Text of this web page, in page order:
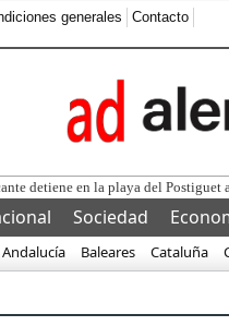
generales Contacto
detiene en la playa del Postiguet
Sociedad
Andalucía Baleares Cataluña